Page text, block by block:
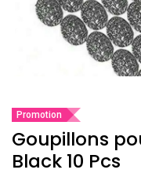
Promotion
Goupillons
Black 10 Pcs